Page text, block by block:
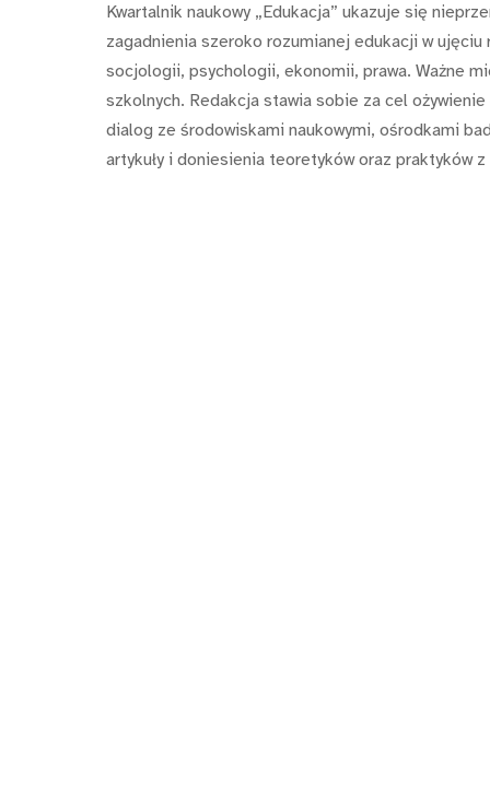
Kwartalnik naukowy „Edukacja” ukazuje się
zagadnienia szeroko rozumianej edukacji w
socjologii, psychologii, ekonomii, prawa. Ważne
szkolnych. Redakcja stawia sobie za cel
dialog ze środowiskami naukowymi, ośrodkami
artykuły i doniesienia teoretyków oraz praktyków